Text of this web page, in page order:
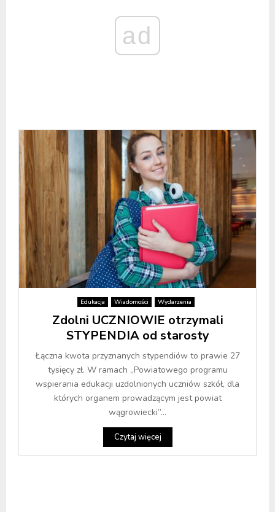
ad
Edukacja Wiadomości Wydarzenia
Zdolni UCZNIOWIE otrzymali
STYPENDIA od starosty
Łączna kwota przyznanych stypendiów to prawie 27
tysięcy zł. W ramach „Powiatowego programu
wspierania edukacji uzdolnionych uczniów szkół, dla
których organem prowadzącym jest powiat
wągrowiecki”...
Czytaj więcej